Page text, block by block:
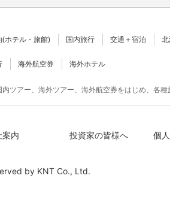
(ホテル・旅館) 国内旅行 交通＋宿泊
海外航空券 海外ホテル
ツアー、海外ツアー、海外航空券をはじめ、各
案内 投資家の皆様へ 個
by KNT Co., Ltd.